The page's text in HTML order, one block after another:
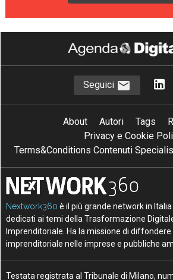
Seguici
About Autori Tags
Privacy e Cookie
Terms&Conditions Contenuti
Nextwork360 è il più grande network in
dedicati ai temi della Trasformazione
Imprenditoriale. Ha la missione di
imprenditoriale nelle imprese e pubbliche
Testata registrata al Tribunale di Milano,